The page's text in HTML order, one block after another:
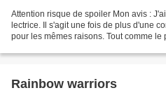
Attention risque de spoiler Mon avis :
lectrice. Il s'agit une fois de plus d'une
pour les mêmes raisons. Tout comme
Rainbow warriors